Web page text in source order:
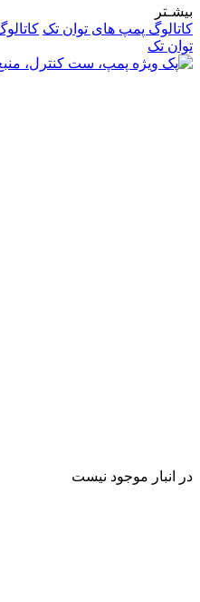
بیشـتر
کاتالوگ پمپ های توان تک
توان تک
در انبار موجود نیست